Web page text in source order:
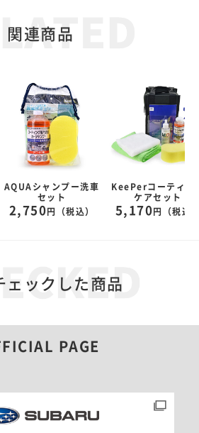
関連商品
AQUAシャンプー洗車
セット
2,750 円（税込）
KeePerコーティン
ケアセット
5,170 円（税込
ェックした商品
PAGE